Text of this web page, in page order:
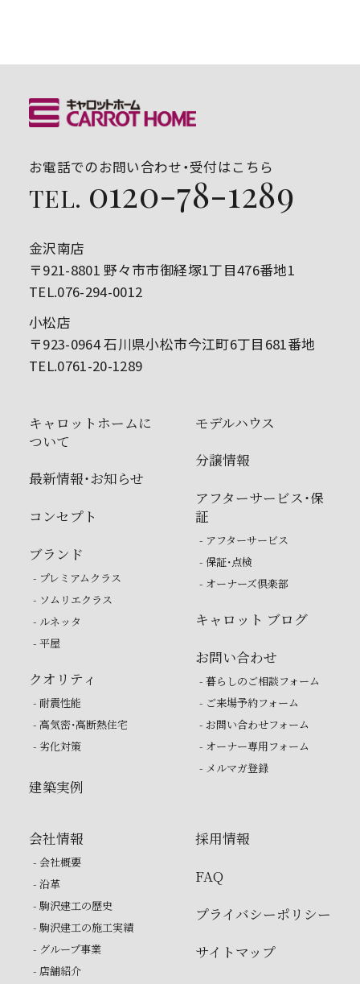
お電話でのお問い合わせ・受付はこちら
TEL. 0120-78-1289
金沢南店
〒921-8801 野々市市御経塚1丁目476番地1
TEL.076-294-0012
小松店
〒923-0964 石川県小松市今江町6丁目681番地
TEL.0761-20-1289
キャロットホームに
ついて
最新情報・お知らせ
コンセプト
ブランド
- プレミアムクラス
- ソムリエクラス
- ルネッタ
- 平屋
クオリティ
- 耐震性能
- 高気密・高断熱住宅
- 劣化対策
建築実例
モデルハウス
分譲情報
アフターサービス・保
証
- アフターサービス
- 保証・点検
- オーナーズ倶楽部
キャロット ブログ
お問い合わせ
- 暮らしのご相談フォーム
- ご来場予約フォーム
- お問い合わせフォーム
- オーナー専用フォーム
- メルマガ登録
会社情報
- 会社概要
- 沿革
- 駒沢建工の歴史
- 駒沢建工の施工実績
- グループ事業
- 店舗紹介
採用情報
FAQ
プライバシーポリシー
サイトマップ